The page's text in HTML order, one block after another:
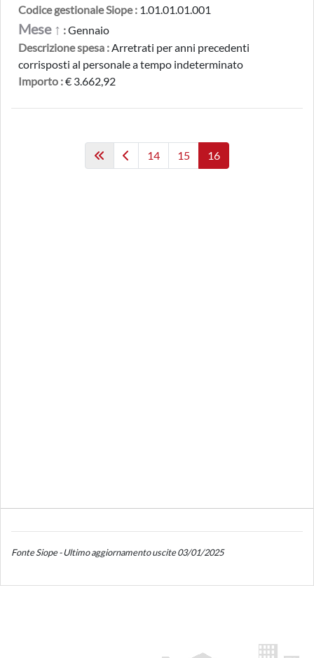
Codice gestionale Siope : 1.01.01.01.001
Mese ↑ :Gennaio
Descrizione spesa :Arretrati per anni precedenti
corrisposti al personale a tempo indeterminato
Importo :€ 3.662,92
14 15 16
Fonte Siope - Ultimo aggiornamento uscite 03/01/2025